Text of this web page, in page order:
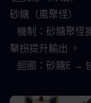
砂糖（風聚怪）
機制：砂糖聚怪
擊拐提升輸出 。
迴圈：砂糖E →